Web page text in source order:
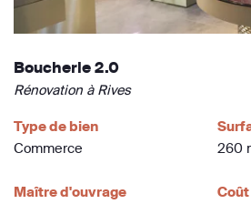
Boucherie 2.0
Rénovation à Rives
Type de bien
Commerce
260
Maître d'ouvrage